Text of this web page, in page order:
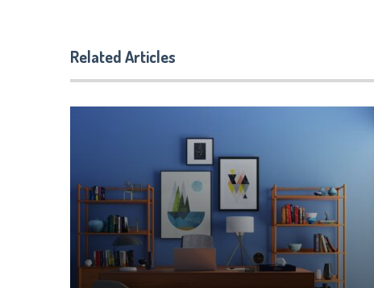
Related Articles